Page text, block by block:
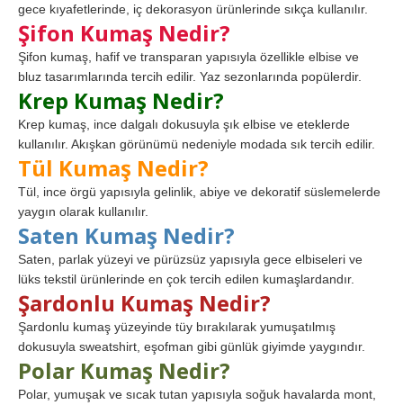
gece kıyafetlerinde, iç dekorasyon ürünlerinde sıkça kullanılır.
Şifon Kumaş Nedir?
Şifon kumaş, hafif ve transparan yapısıyla özellikle elbise ve
bluz tasarımlarında tercih edilir. Yaz sezonlarında popülerdir.
Krep Kumaş Nedir?
Krep kumaş, ince dalgalı dokusuyla şık elbise ve eteklerde
kullanılır. Akışkan görünümü nedeniyle modada sık tercih edilir.
Tül Kumaş Nedir?
Tül, ince örgü yapısıyla gelinlik, abiye ve dekoratif süslemelerde
yaygın olarak kullanılır.
Saten Kumaş Nedir?
Saten, parlak yüzeyi ve pürüzsüz yapısıyla gece elbiseleri ve
lüks tekstil ürünlerinde en çok tercih edilen kumaşlardandır.
Şardonlu Kumaş Nedir?
Şardonlu kumaş yüzeyinde tüy bırakılarak yumuşatılmış
dokusuyla sweatshirt, eşofman gibi günlük giyimde yaygındır.
Polar Kumaş Nedir?
Polar, yumuşak ve sıcak tutan yapısıyla soğuk havalarda mont,